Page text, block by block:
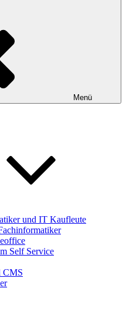
Menü
und IT Kaufleute
Self Service
CMS